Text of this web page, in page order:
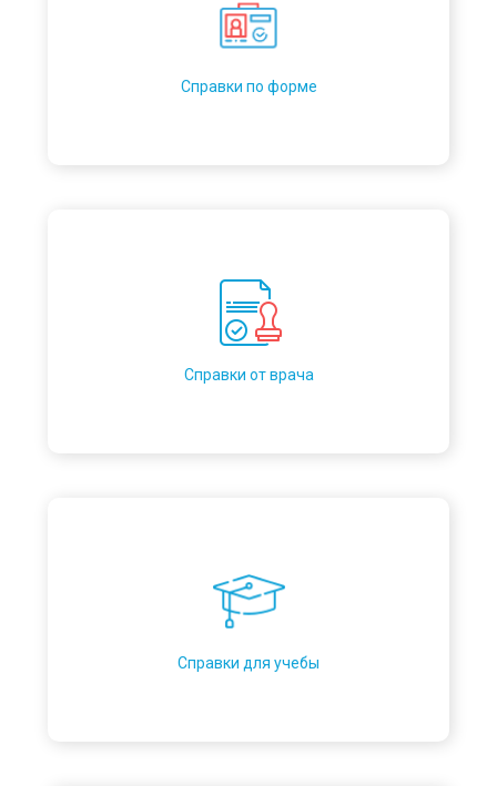
Справки по форме
Справки от врача
Справки для учебы